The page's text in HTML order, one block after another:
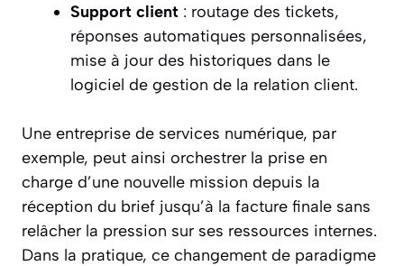
Support client : routage des tickets,
réponses automatiques personnalisées,
mise à jour des historiques dans le
logiciel de gestion de la relation client.
Une entreprise de services numérique, par
exemple, peut ainsi orchestrer la prise en
charge d’une nouvelle mission depuis la
réception du brief jusqu’à la facture finale sans
relâcher la pression sur ses ressources internes.
Dans la pratique, ce changement de paradigme